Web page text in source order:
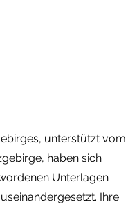
unterstützt vom
haben sich
Unterlagen
Ihre